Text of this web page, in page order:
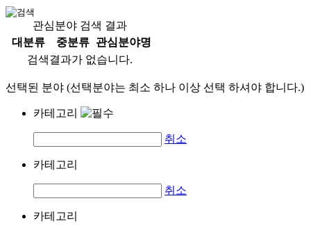
관심분야 검색 결과
대분류
중분류
관심분야명
검색결과가 없습니다.
선택된 분야 (선택분야는 최소 하나 이상 선택 하셔야 합니다.)
카테고리
취소
카테고리
취소
카테고리